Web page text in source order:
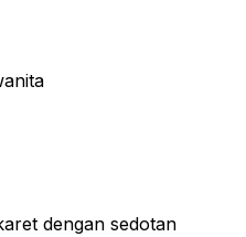
dengan sedotan